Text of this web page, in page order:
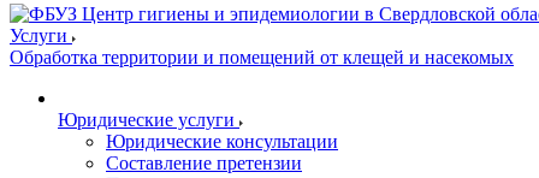
Услуги
Обработка территории и помещений от клещей и насекомых
Юридические услуги
Юридические консультации
Составление претензии